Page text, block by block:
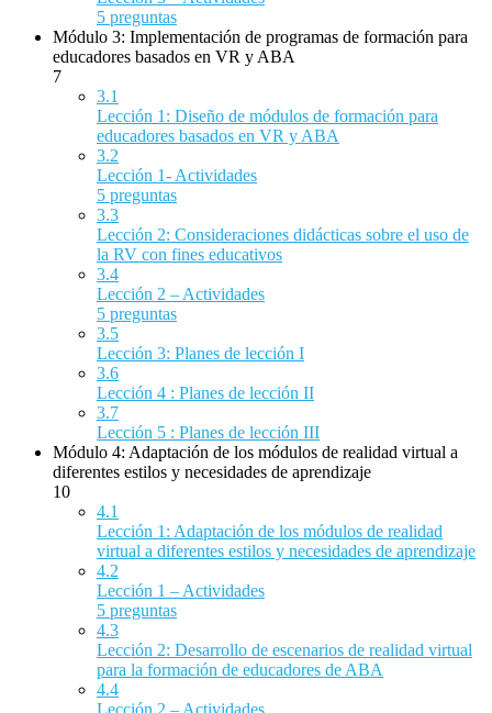
5 preguntas
Módulo 3: Implementación de programas de formación para
educadores basados en VR y ABA
7
3.1
Lección 1: Diseño de módulos de formación para
educadores basados en VR y ABA
3.2
Lección 1- Actividades
5 preguntas
3.3
Lección 2: Consideraciones didácticas sobre el uso de
la RV con fines educativos
3.4
Lección 2 – Actividades
5 preguntas
3.5
Lección 3: Planes de lección I
3.6
Lección 4 : Planes de lección II
3.7
Lección 5 : Planes de lección III
Módulo 4: Adaptación de los módulos de realidad virtual a
diferentes estilos y necesidades de aprendizaje
10
4.1
Lección 1: Adaptación de los módulos de realidad
virtual a diferentes estilos y necesidades de aprendizaje
4.2
Lección 1 – Actividades
5 preguntas
4.3
Lección 2: Desarrollo de escenarios de realidad virtual
para la formación de educadores de ABA
4.4